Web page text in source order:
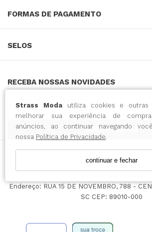
Strass Modautiliza cookies e outras
melhorar sua experiência de
anúncios, ao continuar navegando
nossa Política de Privacidade.
continuar e fechar
FORMAS DE PAGAMENTO
SELOS
RECEBA NOSSAS NOVIDADES
CADASTRE-SE
INTENSE COMERCIO DO VESTUARIO
Endereço: RUA 15 DE NOVEMBRO, 788 -
SC CEP: 89010-000